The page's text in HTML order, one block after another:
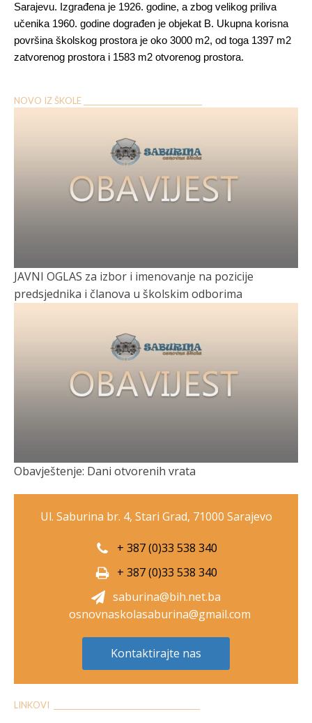
Sarajevu. Izgrađena je 1926. godine, a zbog velikog priliva
učenika 1960. godine dograđen je objekat B. Ukupna korisna
površina školskog prostora je oko 3000 m2, od toga 1397 m2
zatvorenog prostora i 1583 m2 otvorenog prostora.
NOVO IZ ŠKOLE __________________________________
JAVNI OGLAS za izbor i imenovanje na pozicije
predsjednika i članova u školskim odborima
Obavještenje: Dani otvorenih vrata
Ul. Saburina br. 4, Stari Grad, 71000 Sarajevo
+ 387 (0)33 538 340
+ 387 (0)33 538 340
saburina@bih.net.ba
osnovnaskolasaburina@gmail.com
Kontaktirajte nas
LINKOVI __________________________________________